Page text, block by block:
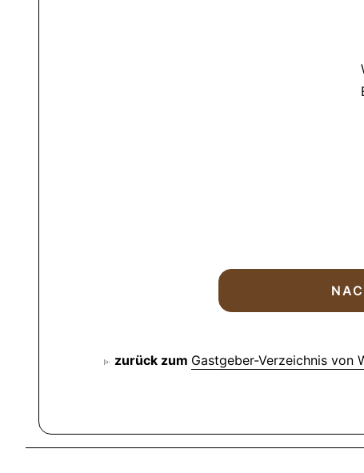
zurück zum Gastgeber-Verzeichnis von